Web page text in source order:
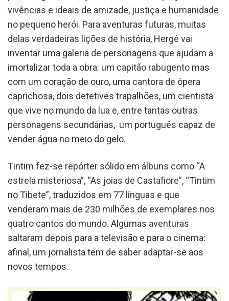
vivências e ideais de amizade, justiça e humanidade
no pequeno herói. Para aventuras futuras, muitas
delas verdadeiras lições de história, Hergé vai
inventar uma galeria de personagens que ajudam a
imortalizar toda a obra: um capitão rabugento mas
com um coração de ouro, uma cantora de ópera
caprichosa, dois detetives trapalhões, um cientista
que vive no mundo da lua e, entre tantas outras
personagens secundárias, um português capaz de
vender água no meio do gelo.
Tintim fez-se repórter sólido em álbuns como “A
estrela misteriosa”, “As joias de Castafiore”, “Tintim
no Tibete”, traduzidos em 77 línguas e que
venderam mais de 230 milhões de exemplares nos
quatro cantos do mundo. Algumas aventuras
saltaram depois para a televisão e para o cinema:
afinal, um jornalista tem de saber adaptar-se aos
novos tempos.